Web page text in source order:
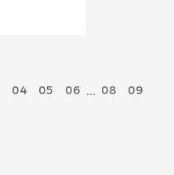
04 05 06 ... 08 09